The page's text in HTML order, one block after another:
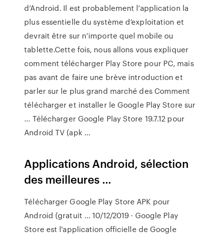
d’Android. Il est probablement l’application la
plus essentielle du système d’exploitation et
devrait être sur n’importe quel mobile ou
tablette.Cette fois, nous allons vous expliquer
comment télécharger Play Store pour PC, mais
pas avant de faire une brève introduction et
parler sur le plus grand marché des Comment
télécharger et installer le Google Play Store sur
... Télécharger Google Play Store 19.7.12 pour
Android TV (apk ...
Applications Android, sélection
des meilleures ...
Télécharger Google Play Store APK pour
Android (gratuit ... 10/12/2019 · Google Play
Store est l'application officielle de Google